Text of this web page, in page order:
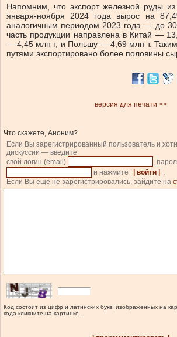
Напомним, что экспорт железной руды
января-ноября 2024 года вырос на
аналогичным периодом 2023 года — до
часть продукции направлена ​​в Китай —
— 4,45 млн т, и Польшу — 4,69 млн т.
путями экспортировано более половины
версия для печати >>
Что скажете, Аноним?
Если Вы зарегистрированный пользователь и
дискуссии — введите
свой логин (email)
,
и нажмите
| войти |
.
Если Вы еще не зарегистрировались, зайдите на
Код состоит из цифр и латинских букв, изображенных на
кода кликните на картинке.